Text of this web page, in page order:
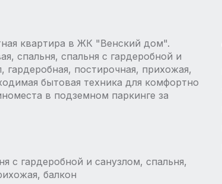
квартира в ЖК "Венский дом".
спальня, спальня с гардеробной и
постирочная, прихожая,
бытовая техника для комфортно
в подземном паркинге за
с гардеробной и санузлом, спальня,
балкон